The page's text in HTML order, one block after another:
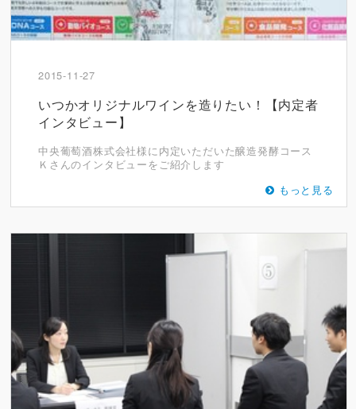
2015-11-27
いつかオリジナルワインを造りたい！【内定者
インタビュー】
中央葡萄酒株式会社様に内定いただいた醸造発酵コース
Ｋさんのインタビューをご紹介します
もっと見る